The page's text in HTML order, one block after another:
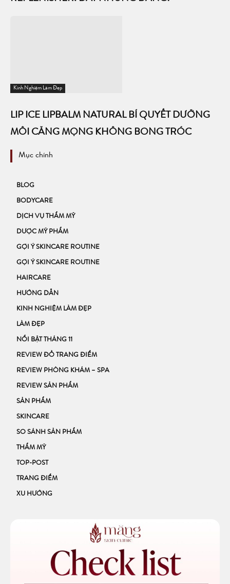
Kinh Nghiệm Làm Đẹp
LIP ICE LIPBALM NATURAL BÍ QUYẾT DƯỠNG
MÔI CĂNG MỌNG KHÔNG BONG TRÓC
Mục chính
BLOG
BODYCARE
DỊCH VỤ THẨM MỸ
DƯỢC MỸ PHẨM
GỢI Ý SKINCARE ROUTINE
GỢI Ý SKINCARE ROUTINE
HAIRCARE
HƯỚNG DẪN
KINH NGHIỆM LÀM ĐẸP
LÀM ĐẸP
NỔI BẬT THÁNG 11
REVIEW ĐỒ TRANG ĐIỂM
REVIEW PHÒNG KHÁM – SPA
REVIEW SẢN PHẨM
SẢN PHẨM
SKINCARE
SO SÁNH SẢN PHẨM
THẨM MỸ
TOP-POST
TRANG ĐIỂM
XU HƯỚNG